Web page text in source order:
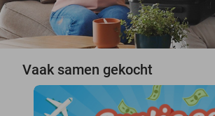
Vaak samen gekocht